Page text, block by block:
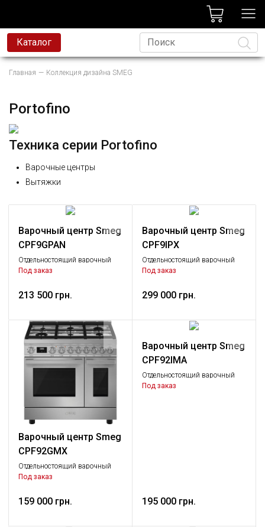
Каталог
техника
техника
и смесители
техника
Главная Коллекция дизайна SMEG
Portofino
Техника серии Portofino
Варочные центры
Вытяжки
Варочный центр Smeg
CPF9GPAN
Отдельностоящий варочный
центр, 90х60 см, антрацит
Под заказ
213 500 грн.
Варочный центр Smeg
CPF9IPX
Отдельностоящий варочный
центр, 90х60 см, нержавеющая
Под заказ
299 000 грн.
Варочный центр Smeg
CPF92GMX
Отдельностоящий варочный
центр, 90х60 см, 2 духовки,
Под заказ
159 000 грн.
Варочный центр Smeg
CPF92IMA
Отдельностоящий варочный
центр, 90х60 см, 2 духовки,
Под заказ
195 000 грн.